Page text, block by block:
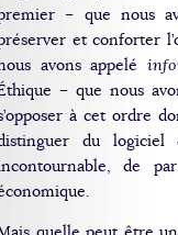
– que nous
et conforter
avons appelé
– que nous
à cet ordre
du logiciel
de